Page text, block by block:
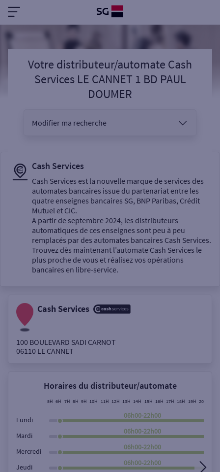
Votre distributeur/automate Cash
Services LE CANNET 1 BD PAUL
DOUMER
Modifier ma recherche
Sélectionnez votre recherche
Un service
Autour de moi
Rue
Rechercher
Cash Services
Cash Services est la nouvelle marque de services des
automates bancaires issue du partenariat entre les
quatre enseignes bancaires SG, BNP Paribas, Crédit
Mutuel et CIC.
A partir de septembre 2024, les distributeurs
automatiques de ces enseignes sont peu à peu
remplacés par des automates bancaires Cash Services.
Trouvez dès maintenant l’automate Cash Services le
plus proche de vous et réalisez vos opérations
bancaires en libre-service.
Cash Services
100 BOULEVARD SADI CARNOT
06110 LE CANNET
Horaires du distributeur/automate
5H 6H 7H 8H 9H 10H 11H 12H 13H 14H 15H 16H 17H 18H 19H 20H
Lundi
06h00-22h00
Mardi
06h00-22h00
Mercredi
06h00-22h00
Jeudi
06h00-22h00